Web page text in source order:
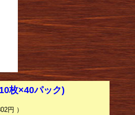
枚×40パック)
円 ）